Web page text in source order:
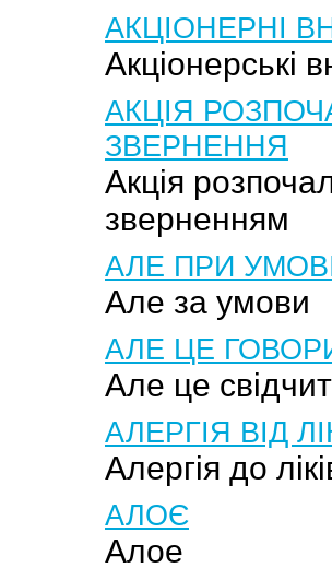
АКЦІОНЕРНІ
Акціонерські
АКЦІЯ
ЗВЕРНЕННЯ
Акція
зверненням
АЛЕ ПРИ
Але за умови
АЛЕ ЦЕ
Але це
АЛЕРГІЯ ВІД
Алергія до
АЛОЄ
Алое